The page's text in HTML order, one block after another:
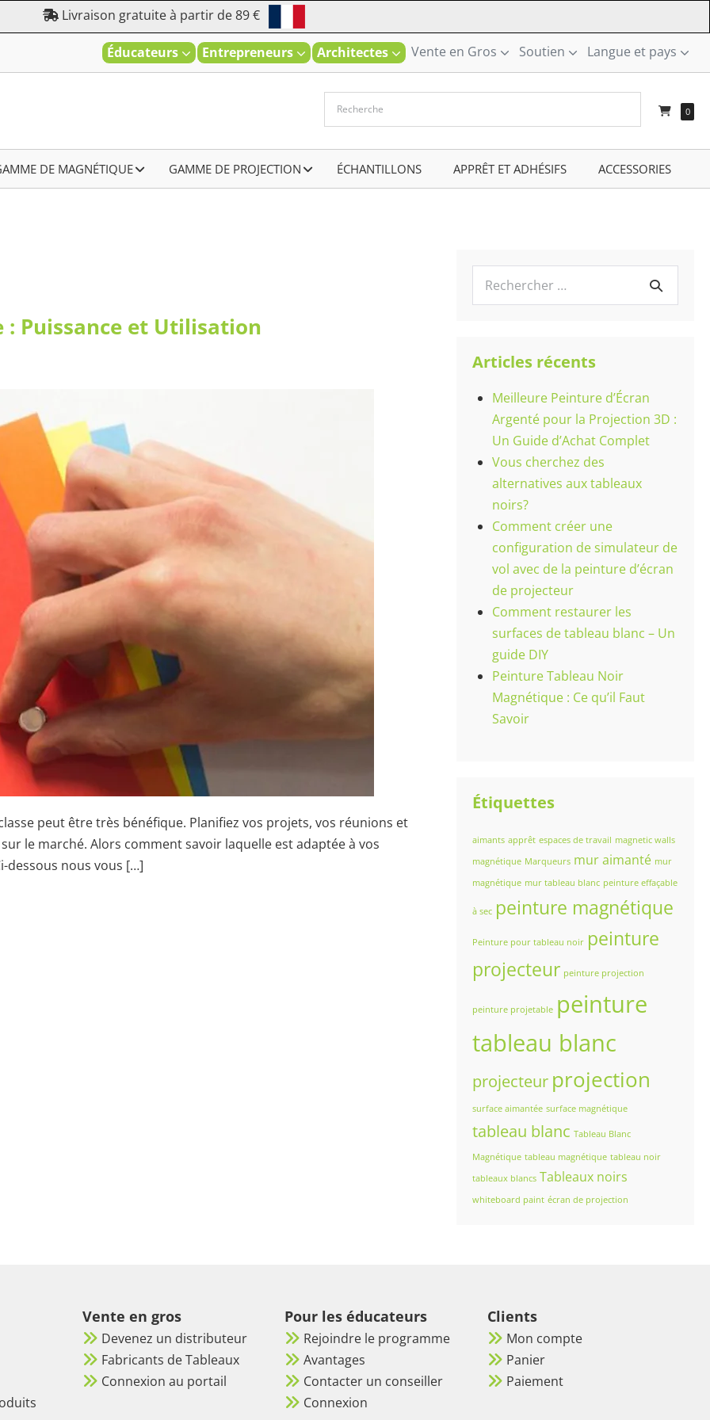
Livraison gratuite à partir de 89 €
Éducateurs Entrepreneurs Architectes Vente en Gros Soutien Langue et pays
0
DE MAGNÉTIQUE– GAMME DE PROJECTION – ÉCHANTILLONS APPRÊT ET ADHÉSIFS ACCESSORIES
Puissance et Utilisation
peut être très bénéfique. Planifiez vos projets, vos réunions et
le marché. Alors comment savoir laquelle est adaptée à vos
dessous nous vous […]
Articles récents
Meilleure Peinture d’Écran
Argenté pour la Projection 3D :
Un Guide d’Achat Complet
Vous cherchez des
alternatives aux tableaux
noirs?
Comment créer une
configuration de simulateur de
vol avec de la peinture d’écran
de projecteur
Comment restaurer les
surfaces de tableau blanc – Un
guide DIY
Peinture Tableau Noir
Magnétique : Ce qu’il Faut
Savoir
Étiquettes
aimants apprêt espaces de travail magnetic walls
magnétique Marqueurs mur aimanté mur
magnétique mur tableau blanc peinture effaçable
à sec peinture magnétique
Peinture pour tableau noir peinture
projecteur peinture projection
peinture projetable peinture
tableau blanc
projecteur projection
surface aimantée surface magnétique
tableau blanc Tableau Blanc
Magnétique tableau magnétique tableau noir
tableaux blancs Tableaux noirs
whiteboard paint écran de projection
Vente en gros
Devenez un distributeur
Fabricants de Tableaux
Connexion au portail
Pour les éducateurs
Rejoindre le programme
Avantages
Contacter un conseiller
Connexion
Clients
Mon compte
Panier
Paiement